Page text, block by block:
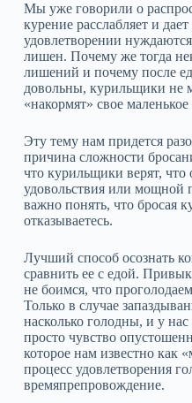
Мы уже говорили о
курение расслабляет и
удовлетворении нуждаются
лишен. Почему же тогда
лишений и почему после
довольны, курильщики не
«накормят» свое
Эту тему нам придется
причина сложности
что курильщики верят, что
удовольствия или мощной
важно понять, что бросая
отказываетесь.
Лучший способ осознать
сравнить ее с едой.
не боимся, что
Только в случае
насколько голодны, и у
просто чувство
которое нам известно как
процесс удовлетворения
времяпрепровождение.